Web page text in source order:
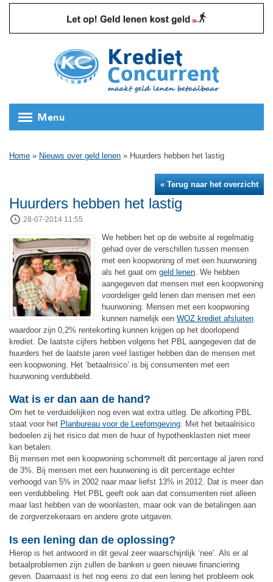
Menu
Home » Nieuws over geld lenen » Huurders hebben het lastig
« Terug naar het overzicht
Huurders hebben het lastig
28-07-2014 11:55
We hebben het op de website al regelmatig
gehad over de verschillen tussen mensen
met een koopwoning of met een huurwoning
als het gaat om geld lenen . We hebben
aangegeven dat mensen met een koopwoning
voordeliger geld lenen dan mensen met een
huurwoning. Mensen met een koopwoning
kunnen namelijk een WOZ krediet afsluiten
waardoor zijn 0,2% rentekorting kunnen krijgen op het doorlopend
krediet. De laatste cijfers hebben volgens het PBL aangegeven dat de
huurders het de laatste jaren veel lastiger hebben dan de mensen met
een koopwoning. Het ‘betaalrisico’ is bij consumenten met een
huurwoning verdubbeld.
Wat is er dan aan de hand?
Om het te verduidelijken nog even wat extra uitleg. De afkorting PBL
staat voor het Planbureau voor de Leefomgeving. Met het betaalrisico
bedoelen zij het risico dat men de huur of hypotheeklasten niet meer
kan betalen.
Bij mensen met een koopwoning schommelt dit percentage al jaren rond
de 3%. Bij mensen met een huurwoning is dit percentage echter
verhoogd van 5% in 2002 naar maar liefst 13% in 2012. Dat is meer dan
een verdubbeling. Het PBL geeft ook aan dat consumenten niet alleen
maar last hebben van de woonlasten, maar ook van de betalingen aan
de zorgverzekeraars en andere grote uitgaven.
Is een lening dan de oplossing?
Hierop is het antwoord in dit geval zeer waarschijnlijk ‘nee’. Als er al
betaalproblemen zijn zullen de banken u geen nieuwe financiering
geven. Daarnaast is het nog eens zo dat een lening het probleem ook